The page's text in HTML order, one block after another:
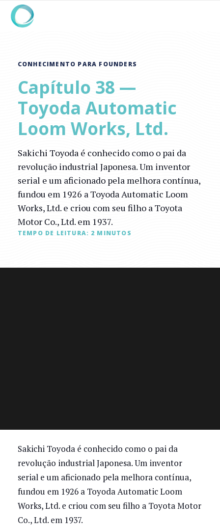
CONHECIMENTO PARA FOUNDERS
Capítulo 38 —
Toyoda Automatic
Loom Works, Ltd.
Sakichi Toyoda é conhecido como o pai da
revolução industrial Japonesa. Um inventor
serial e um aficionado pela melhora contínua,
fundou em 1926 a Toyoda Automatic Loom
Works, Ltd. e criou com seu filho a Toyota
Motor Co., Ltd. em 1937.
TEMPO DE LEITURA: 2 MINUTOS
Sakichi Toyoda é conhecido como o pai da
revolução industrial Japonesa. Um inventor
serial e um aficionado pela melhora contínua,
fundou em 1926 a Toyoda Automatic Loom
Works, Ltd. e criou com seu filho a Toyota Motor
Co., Ltd. em 1937.